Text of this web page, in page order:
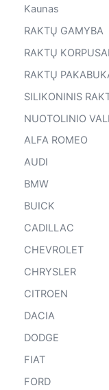
Kaunas
RAKTŲ GAMYBA
RAKTŲ KORPUSAI
RAKTŲ
SILIKONINIS
NUOTOLINIO
ALFA ROMEO
AUDI
BMW
BUICK
CADILLAC
CHEVROLET
CHRYSLER
CITROEN
DACIA
DODGE
FIAT
FORD